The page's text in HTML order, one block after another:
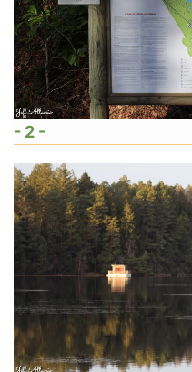
- 2 -